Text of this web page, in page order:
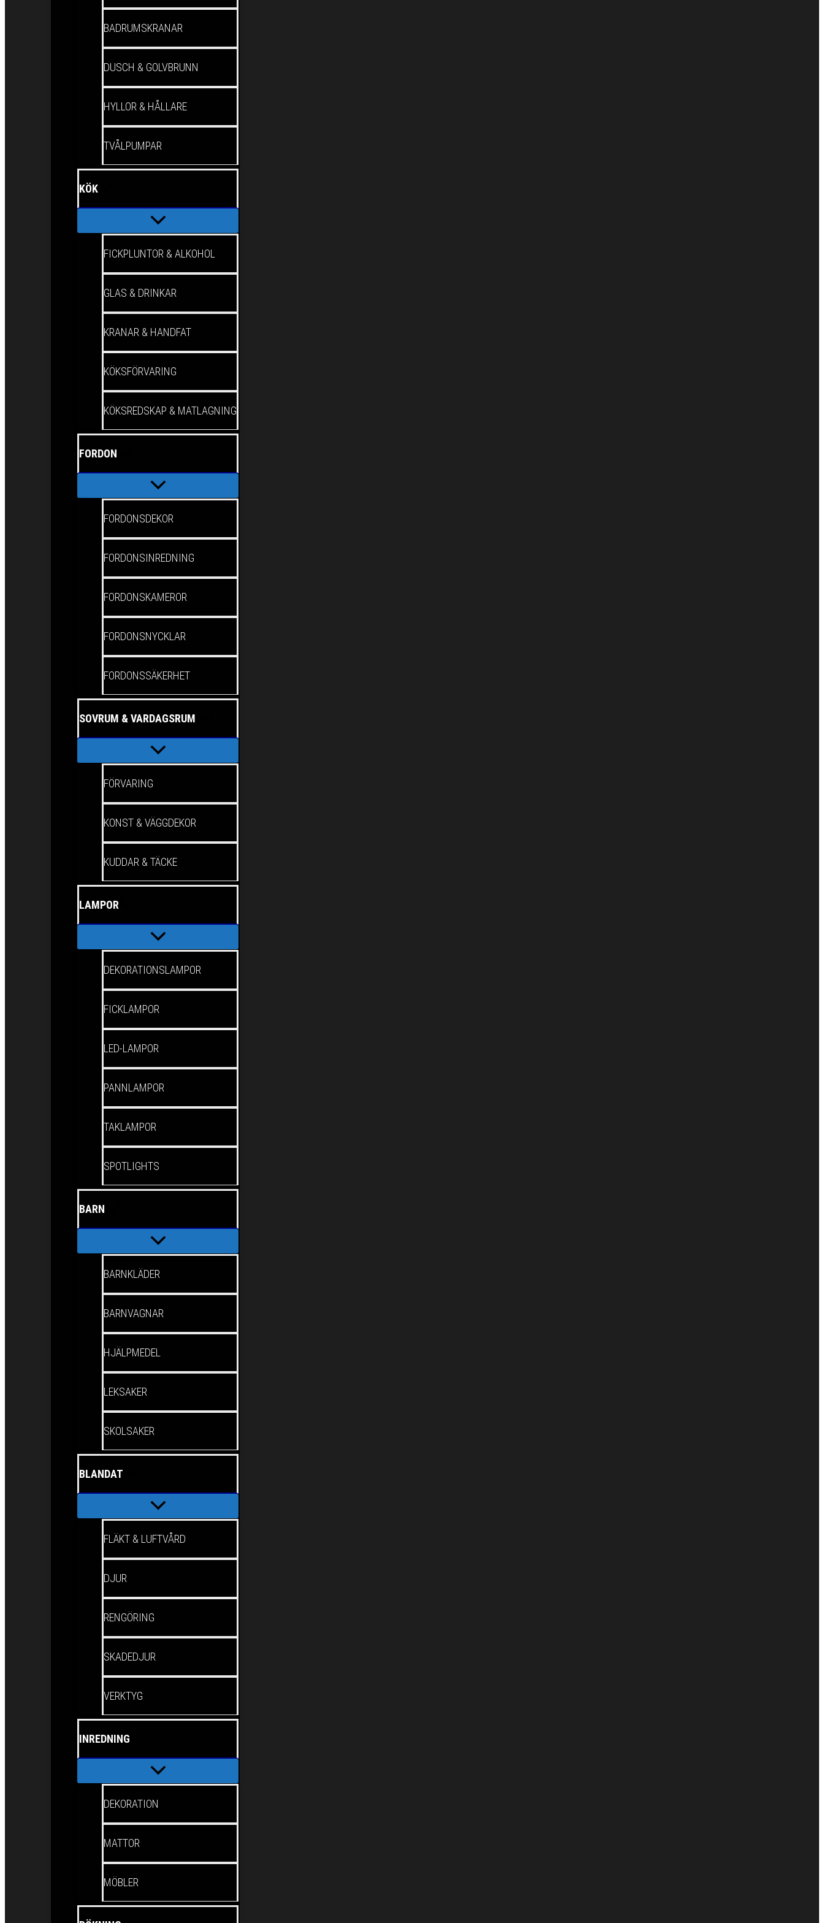
BADRUMSKRANAR
DUSCH & GOLVBRUNN
HYLLOR & HÅLLARE
TVÅLPUMPAR
KÖK
FICKPLUNTOR & ALKOHOL
GLAS & DRINKAR
KRANAR & HANDFAT
KÖKSFÖRVARING
KÖKSREDSKAP & MATLAGNING
FORDON
FORDONSDEKOR
FORDONSINREDNING
FORDONSKAMEROR
FORDONSNYCKLAR
FORDONSSÄKERHET
SOVRUM & VARDAGSRUM
FÖRVARING
KONST & VÄGGDEKOR
KUDDAR & TÄCKE
LAMPOR
DEKORATIONSLAMPOR
FICKLAMPOR
LED-LAMPOR
PANNLAMPOR
TAKLAMPOR
SPOTLIGHTS
BARN
BARNKLÄDER
BARNVAGNAR
HJÄLPMEDEL
LEKSAKER
SKOLSAKER
BLANDAT
FLÄKT & LUFTVÅRD
DJUR
RENGÖRING
SKADEDJUR
VERKTYG
INREDNING
DEKORATION
MATTOR
MÖBLER